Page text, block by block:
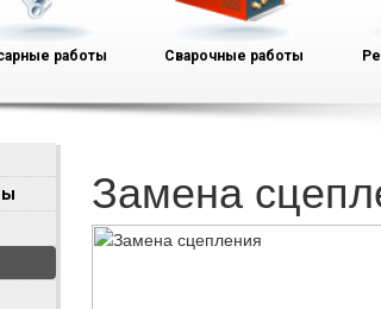
работы Сварочные работы
Замена